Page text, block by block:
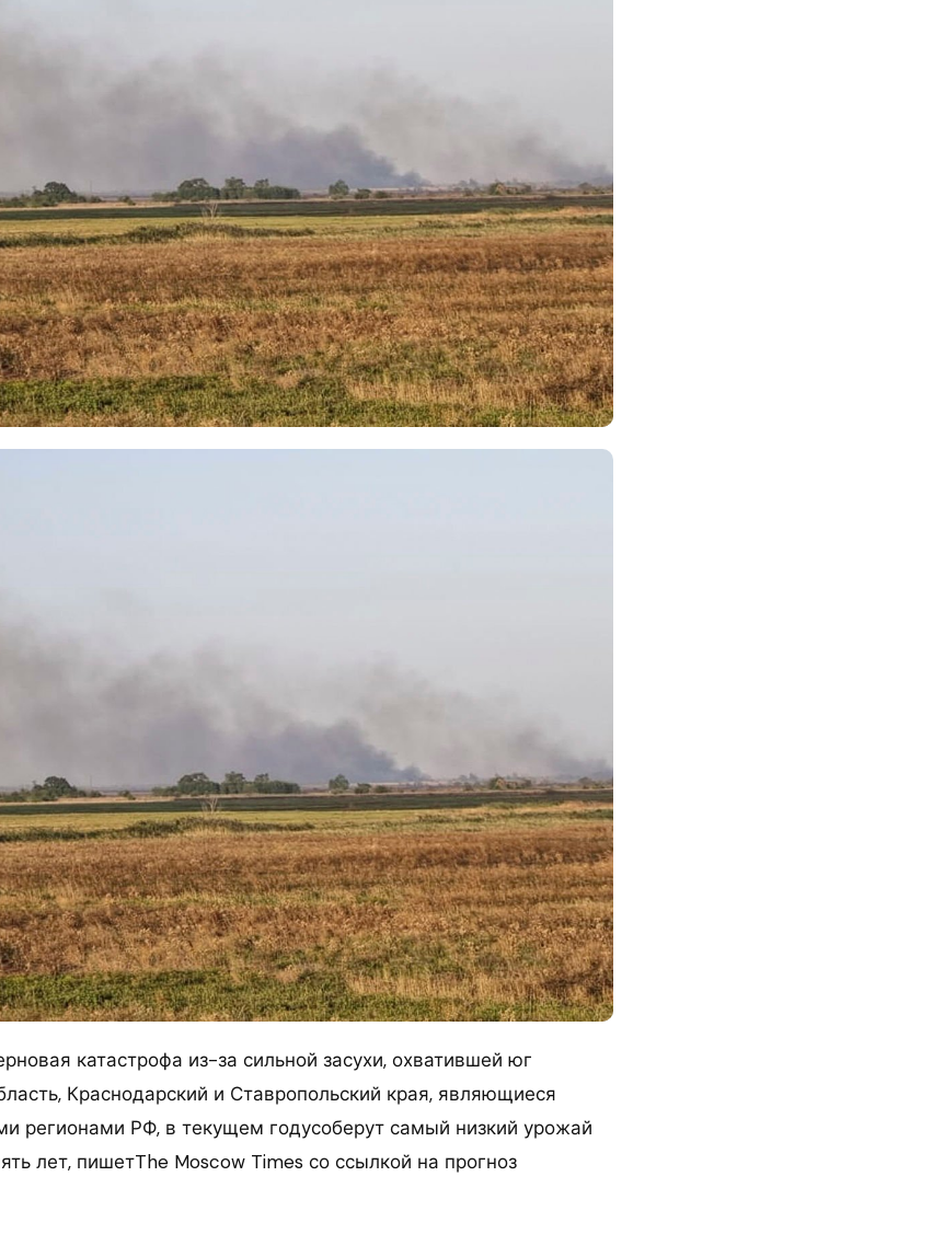
катастрофа из-за сильной засухи, охватившей юг
Краснодарский и Ставропольский края, являющиеся
регионами РФ, в текущем годусоберут самый низкий урожай
лет, пишетThe Moscow Times со ссылкой на прогноз